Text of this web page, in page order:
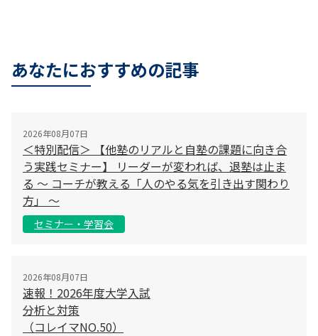
あなたにおすすめの記事
2026年08月07日
＜特別配信＞ 【他塾のリアルと自塾の課題に向き合
う実践セミナー】 リーダーが変われば、退塾は止ま
る 〜 コーチが教える「人のやる気を引き出す関わり
方」 〜
セミナー・学習会
2026年08月07日
速報！2026年度大学入試
分析と対策
（コレイマNO.50）